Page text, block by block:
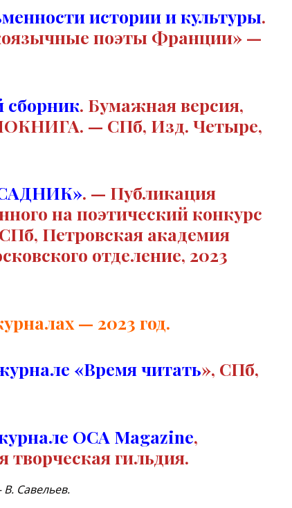
истории и культуры.
поэты Франции» —
. Бумажная версия,
— СПб, Изд. Четыре,
. — Публикация
на поэтический конкурс
Петровская академия
отделение, 2023
— 2023 год.
«Время читать», СПб,
OCA Magazine,
гильдия.
Савельев.